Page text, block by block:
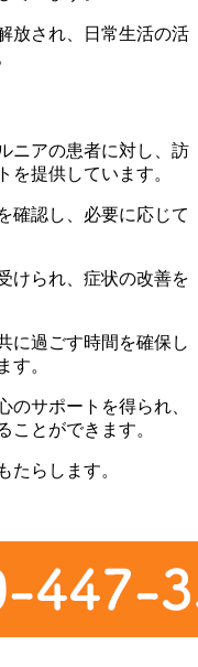
放され、日常生活の活
ニアの患者に対し、訪
を提供しています。
確認し、必要に応じて
けられ、症状の改善を
に過ごす時間を確保し
す。
のサポートを得られ、
ことができます。
たらします。